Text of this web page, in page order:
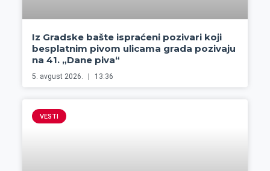
Iz Gradske bašte ispraćeni pozivari koji
besplatnim pivom ulicama grada pozivaju
na 41. „Dane piva“
5. avgust 2026. 13:36
VESTI